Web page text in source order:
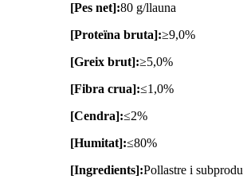
[Pes net]:80 g/llauna
[Proteïna bruta]:≥9,0%
[Greix brut]:≥5,0%
[Fibra crua]:≤1,0%
[Cendra]:≤2%
[Humitat]:≤80%
[Ingredients]:Pollastre i